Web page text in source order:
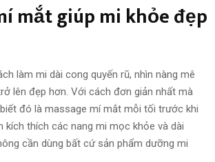
mắt giúp mi khỏe đẹp
làm mi dài cong quyến rũ, nhìn nàng mê
lên đẹp hơn. Với cách đơn giản nhất mà
đó là massage mí mắt mỗi tối trước khi
kích thích các nang mi mọc khỏe và dài
cần dùng bất cứ sản phẩm dưỡng mi